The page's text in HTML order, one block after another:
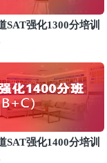
SAT强化1300分培训
SAT强化1400分培训